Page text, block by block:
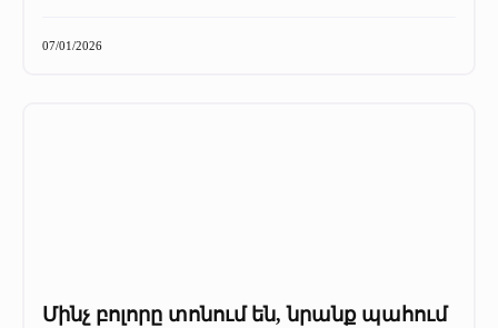
07/01/2026
Մինչ բոլորը տոնում են, նրանք պահում